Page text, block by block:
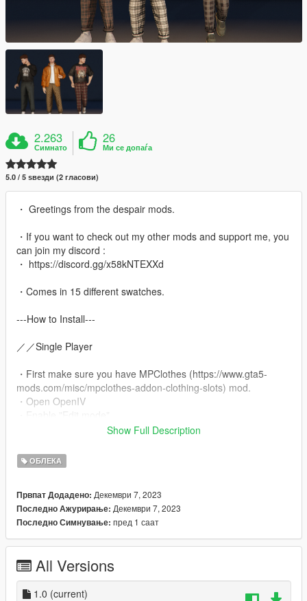
2.263
Симнато
26
Ми се допаѓа
5.0 / 5 ѕвезди (2 гласови)
・ Greetings from the despair mods.
・If you want to check out my other mods and support me, you
can join my discord :
・ https://discord.gg/x58kNTEXXd
・Comes in 15 different swatches.
---How to Install---
／／Single Player
・First make sure you have MPClothes (https://www.gta5-
mods.com/misc/mpclothes-addon-clothing-slots) mod.
・Open OpenIV
・Drag and drop files here
ges/mpclothes_male.rpf/mp_m_freemode_01_mp_m_freemod
e_01
／／ FiveM
・Extract the mod files from the downloaded folder to your
"stream" folder.
this forum post (https://forum.cfx.re/t/how-to-streaming-new-
hairstyles-for-characters-step-by-step-for-dummies/1048980) /
(https://forum.cfx.re/t/how-to-stream-custom-clothes/167805)
Show Full Description
ОБЛЕКА
Првпат Додадено: Декември 7, 2023
Последно Ажурирање: Декември 7, 2023
Последно Симнување: пред 1 саат
All Versions
1.0 (current)